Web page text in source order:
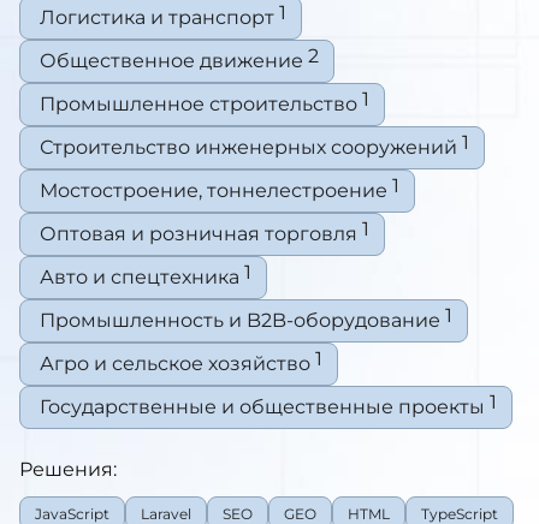
Логистика и транспорт 1
Общественное движение 2
Промышленное строительство 1
Строительство инженерных сооружений 1
Мостостроение, тоннелестроение 1
Оптовая и розничная торговля 1
Авто и спецтехника 1
Промышленность и B2B-оборудование 1
Агро и сельское хозяйство 1
Государственные и общественные проекты 1
Решения:
JavaScript Laravel SEO GEO HTML
TypeScript